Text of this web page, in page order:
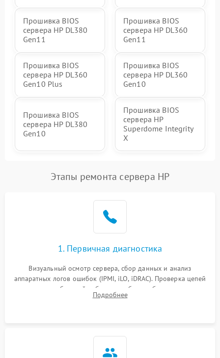
Прошивка BIOS
сервера HP DL380
Gen11
Прошивка BIOS
сервера HP DL360
Gen11
Прошивка BIOS
сервера HP DL360
Gen10 Plus
Прошивка BIOS
сервера HP DL360
Gen10
Прошивка BIOS
сервера HP DL380
Gen10
Прошивка BIOS
сервера HP
Superdome Integrity
Х
Этапы ремонта сервера HP
1. Первичная диагностика
Визуальный осмотр сервера, сбор данных и анализ
аппаратных логов ошибок (IPMI, iLO, iDRAC). Проверка цепей
питания и базовой работоспособности без вскрытия
корпуса для быстрой локализации сбоя.
Подробнее